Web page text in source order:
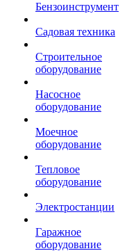
Бензоинструмент
Садовая техника
Строительное
оборудование
Насосное
оборудование
Моечное
оборудование
Тепловое
оборудование
Электростанции
Гаражное
оборудование